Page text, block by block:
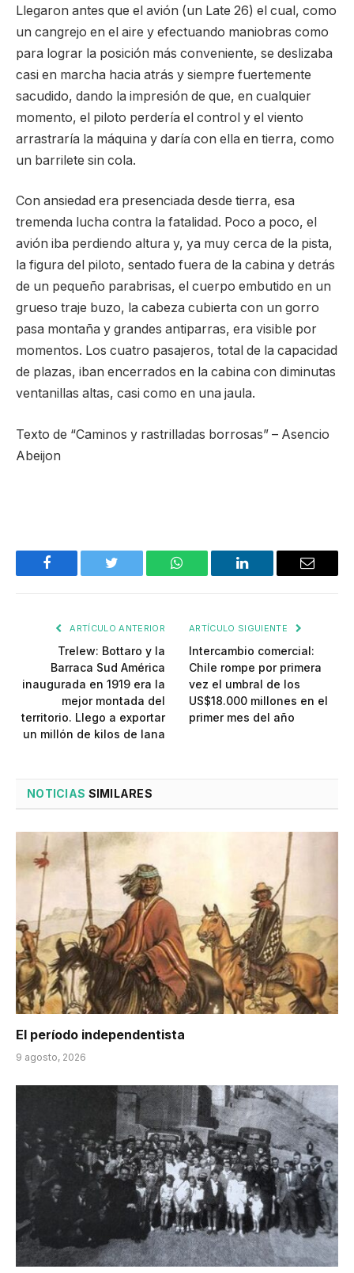
Llegaron antes que el avión (un Late 26) el cual, como
un cangrejo en el aire y efectuando maniobras como
para lograr la posición más conveniente, se deslizaba
casi en marcha hacia atrás y siempre fuertemente
sacudido, dando la impresión de que, en cualquier
momento, el piloto perdería el control y el viento
arrastraría la máquina y daría con ella en tierra, como
un barrilete sin cola.
Con ansiedad era presenciada desde tierra, esa
tremenda lucha contra la fatalidad. Poco a poco, el
avión iba perdiendo altura y, ya muy cerca de la pista,
la figura del piloto, sentado fuera de la cabina y detrás
de un pequeño parabrisas, el cuerpo embutido en un
grueso traje buzo, la cabeza cubierta con un gorro
pasa montaña y grandes antiparras, era visible por
momentos. Los cuatro pasajeros, total de la capacidad
de plazas, iban encerrados en la cabina con diminutas
ventanillas altas, casi como en una jaula.
Texto de “Caminos y rastrilladas borrosas” – Asencio
Abeijon
Facebook Twitter WhatsApp LinkedIn Email
ARTÍCULO ANTERIOR
Trelew: Bottaro y la
Barraca Sud América
inaugurada en 1919 era la
mejor montada del
territorio. Llego a exportar
un millón de kilos de lana
ARTÍCULO SIGUIENTE
Intercambio comercial:
Chile rompe por primera
vez el umbral de los
US$18.000 millones en el
primer mes del año
NOTICIAS SIMILARES
El período independentista
9 agosto, 2026